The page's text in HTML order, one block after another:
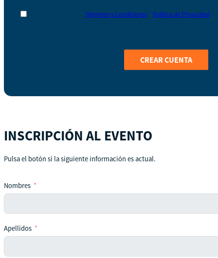
Términos y Condicionesy Política de Privacidad
CREAR CUENTA
INSCRIPCIÓN AL EVENTO
Pulsa el botón si la siguiente información es actual.
Nombres
Apellidos